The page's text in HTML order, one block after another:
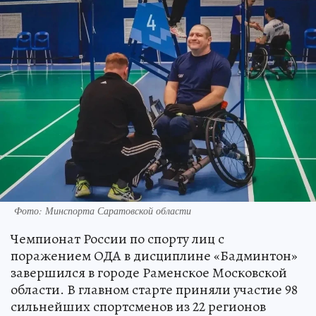
Фото: Минспорта Саратовской области
Чемпионат России по спорту лиц с
поражением ОДА в дисциплине «Бадминтон»
завершился в городе Раменское Московской